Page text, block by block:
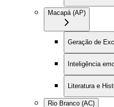
Macapá (AP)
Geração de
Inteligência
Literatura e
Rio Branco (AC)